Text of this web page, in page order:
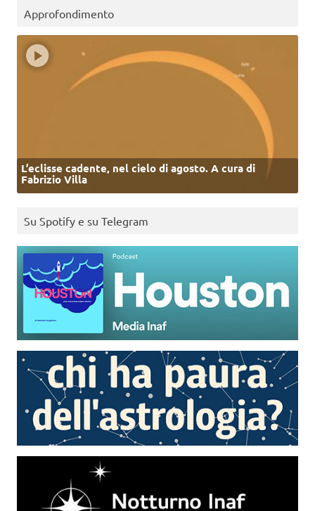
Approfondimento
L’eclisse cadente, nel cielo di agosto. A cura di
Fabrizio Villa
Su Spotify e su Telegram